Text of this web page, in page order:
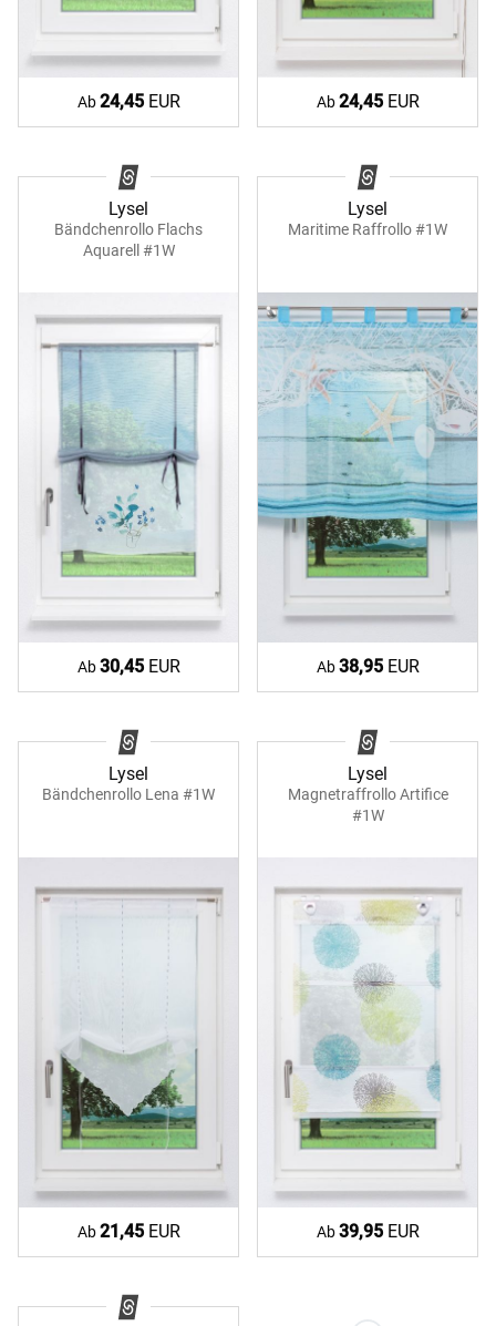
Ab24,45EUR Ab24,45EUR
Lysel
Bändchenrollo Flachs
Aquarell #1W
Ab30,45EUR
Lysel
Maritime Raffrollo #1W
Ab38,95EUR
Lysel
Bändchenrollo Lena #1W
Ab21,45EUR
Lysel
Magnetraffrollo Artifice
#1W
Ab39,95EUR